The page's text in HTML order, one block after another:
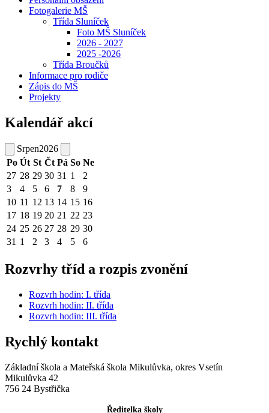
Fotogalerie MŠ
Třída Sluníček
Foto MŠ Sluníček
2026 - 2027
2025 -2026
Třída Broučků
Informace pro rodiče
Zápis do MŠ
Projekty
Kalendář akcí
Srpen2026
Po Út St Čt Pá So Ne
27 28 29 30 31 1
2
3
4 5 6 7 8
9
10 11 12 13 14 15 16
17 18 19 20 21 22 23
24 25 26 27 28 29 30
31 1 2 3 4 5 6
Rozvrhy tříd a rozpis zvonění
Rozvrh hodin: I. třída
Rozvrh hodin: II. třída
Rozvrh hodin: III. třída
Rychlý kontakt
Základní škola a Mateřská škola Mikulůvka, okres Vsetín
Mikulůvka 42
756 24 Bystřička
Ředitelka školy